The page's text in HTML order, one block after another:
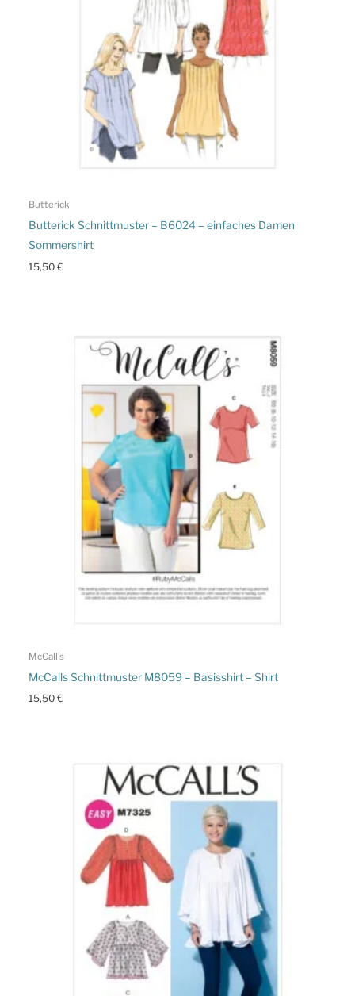
Butterick
Butterick Schnittmuster – B6024 – einfaches Damen
Sommershirt
15,50€
McCall's
McCalls Schnittmuster M8059 – Basisshirt – Shirt
15,50€